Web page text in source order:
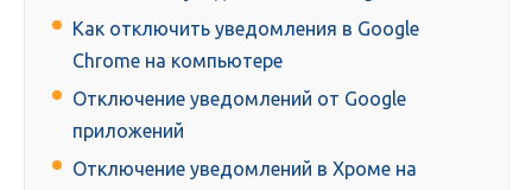
Как отключить уведомления в Google
Chrome на компьютере
Отключение уведомлений от Google
приложений
Отключение уведомлений в Хроме на